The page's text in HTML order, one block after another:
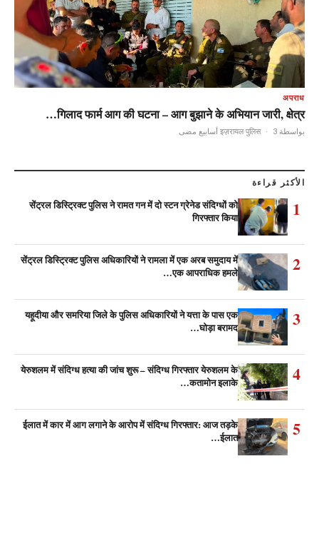
अपराध
गिलाद फार्म आग की घटना – आग बुझाने के अभियान जारी, क्षेत्र…
بواسطة इज़रायल पुलिस · 3 أسابيع مضى
الأكثر قراءة
1
सेंट्रल डिस्ट्रिक्ट पुलिस ने रामत गन में दो स्टन ग्रेनेड संदिग्धों को
गिरफ्तार किया
2
सेंट्रल डिस्ट्रिक्ट पुलिस अधिकारियों ने रामला में एक अरब समुदाय में
एक आपराधिक हमले…
3
यहूदीया और समरिया जिले के पुलिस अधिकारियों ने यत्ता के पास एक
घोड़ा बरामद…
4
येरुशलम में संदिग्ध हत्या की जांच शुरू – संदिग्ध गिरफ्तार येरुशलम के
कतामोन इलाके…
5
ईलात में कार में आग लगाने के आरोप में संदिग्ध गिरफ्तार: आज तड़के
ईलात…